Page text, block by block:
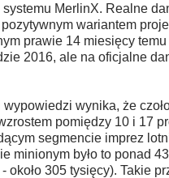
systemu MerlinX. Realne
wariantem
prawie 14 miesięcy
2016, ale na oficjalne
wynika, że
pomiędzy 10 i 17
segmencie imprez
minionym było to ponad
około 305 tysięcy). Takie